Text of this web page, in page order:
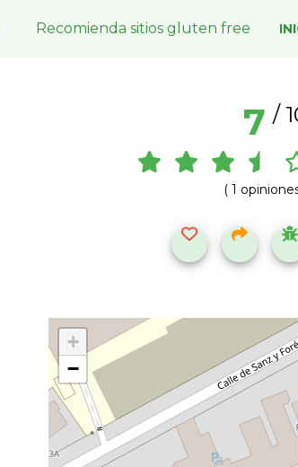
Recomienda sitios gluten free
7 /
( 1
+
−